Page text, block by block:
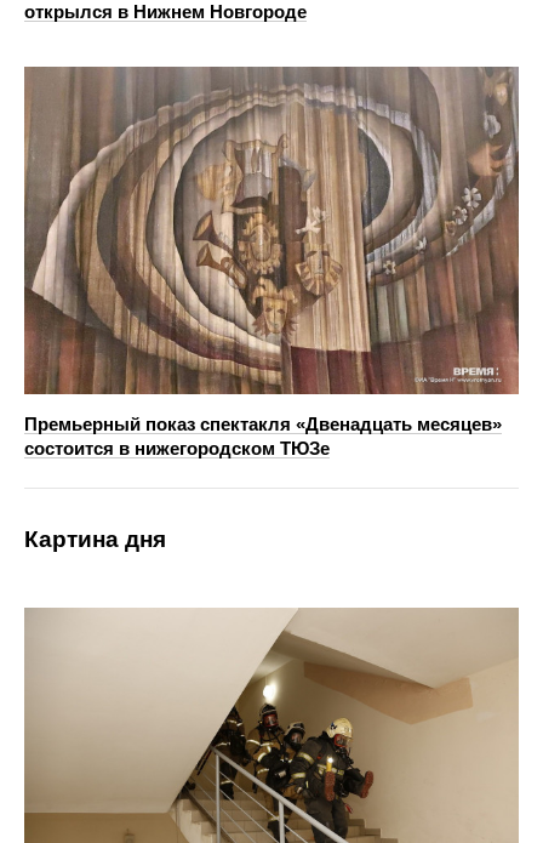
открылся в Нижнем Новгороде
Премьерный показ спектакля «Двенадцать месяцев»
состоится в нижегородском ТЮЗе
Картина дня